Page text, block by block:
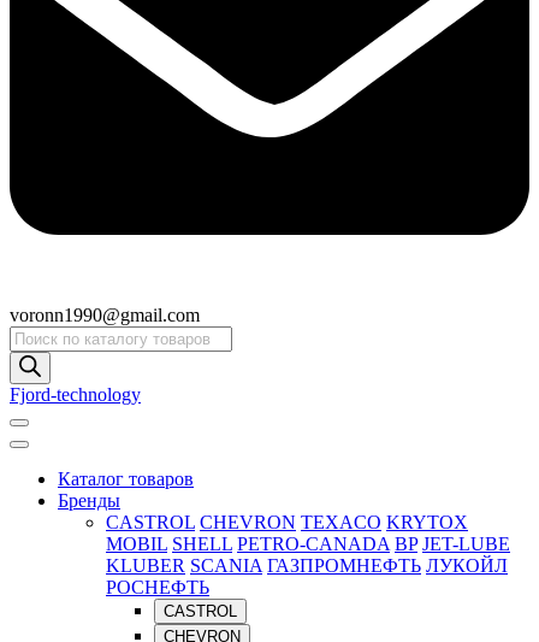
voronn1990@gmail.com
Поиск
товаров
Fjord-technology
Каталог товаров
Бренды
CASTROL CHEVRON TEXACO KRYTOX
MOBIL SHELL PETRO-CANADA BP JET-LUBE
KLUBER SCANIA ГАЗПРОМНЕФТЬ ЛУКОЙЛ
РОСНЕФТЬ
CASTROL
CHEVRON